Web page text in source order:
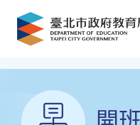
跳到主要內容